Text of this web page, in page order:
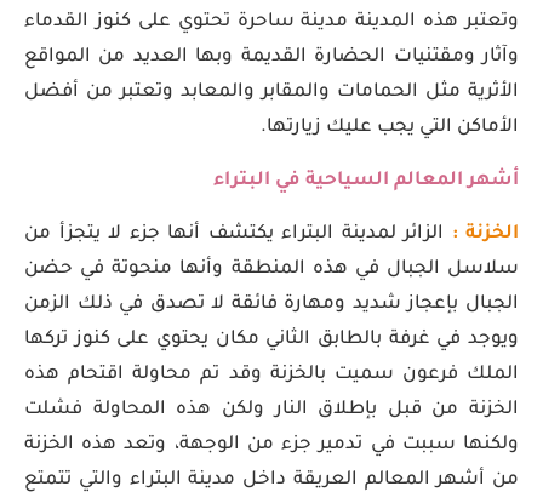
وتعتبر هذه المدينة مدينة ساحرة تحتوي على كنوز القدماء
وآثار ومقتنيات الحضارة القديمة وبها العديد من المواقع
الأثرية مثل الحمامات والمقابر والمعابد وتعتبر من أفضل
الأماكن التي يجب عليك زيارتها.
أشهر المعالم السياحية في البتراء
الخزنة : الزائر لمدينة البتراء يكتشف أنها جزء لا يتجزأ من
سلاسل الجبال في هذه المنطقة وأنها منحوتة في حضن
الجبال بإعجاز شديد ومهارة فائقة لا تصدق في ذلك الزمن
ويوجد في غرفة بالطابق الثاني مكان يحتوي على كنوز تركها
الملك فرعون سميت بالخزنة وقد تم محاولة اقتحام هذه
الخزنة من قبل بإطلاق النار ولكن هذه المحاولة فشلت
ولكنها سببت في تدمير جزء من الوجهة، وتعد هذه الخزنة
من أشهر المعالم العريقة داخل مدينة البتراء والتي تتمتع